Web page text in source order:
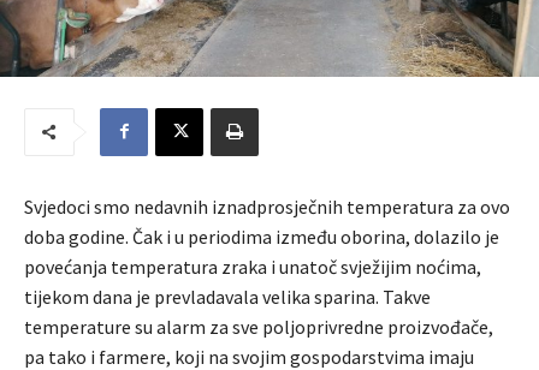
Svjedoci smo nedavnih iznadprosječnih temperatura za ovo
doba godine. Čak i u periodima između oborina, dolazilo je
povećanja temperatura zraka i unatoč svježijim noćima,
tijekom dana je prevladavala velika sparina. Takve
temperature su alarm za sve poljoprivredne proizvođače,
pa tako i farmere, koji na svojim gospodarstvima imaju